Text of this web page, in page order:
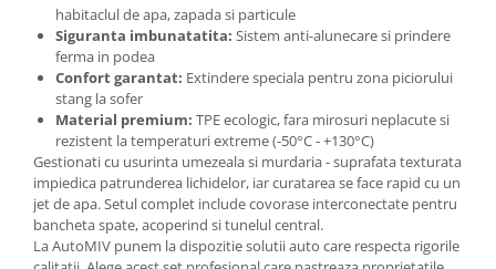
habitaclul de apa, zapada si particule
Siguranta imbunatatita: Sistem anti-alunecare si prindere
ferma in podea
Confort garantat: Extindere speciala pentru zona piciorului
stang la sofer
Material premium: TPE ecologic, fara mirosuri neplacute si
rezistent la temperaturi extreme (-50°C - +130°C)
Gestionati cu usurinta umezeala si murdaria - suprafata texturata
impiedica patrunderea lichidelor, iar curatarea se face rapid cu un
jet de apa. Setul complet include covorase interconectate pentru
bancheta spate, acoperind si tunelul central.
La AutoMIV punem la dispozitie solutii auto care respecta rigorile